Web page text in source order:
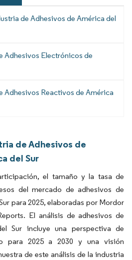
de Adhesivos de América del
Adhesivos Electrónicos de
Adhesivos Reactivos de América
de Adhesivos de
del Sur
el tamaño y la tasa de
del mercado de adhesivos de
para 2025, elaboradas por Mordor
El análisis de adhesivos de
Sur incluye una perspectiva de
para 2025 a 2030 y una visión
de este análisis de la industria